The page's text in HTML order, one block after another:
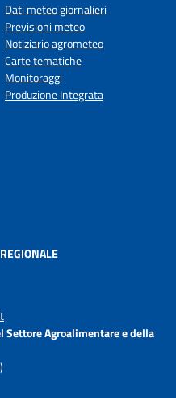
Dati meteo giornalieri
Previsioni meteo
Notiziario agrometeo
Carte tematiche
Monitoraggi
Produzione Integrata
Settore Agroalimentare e della